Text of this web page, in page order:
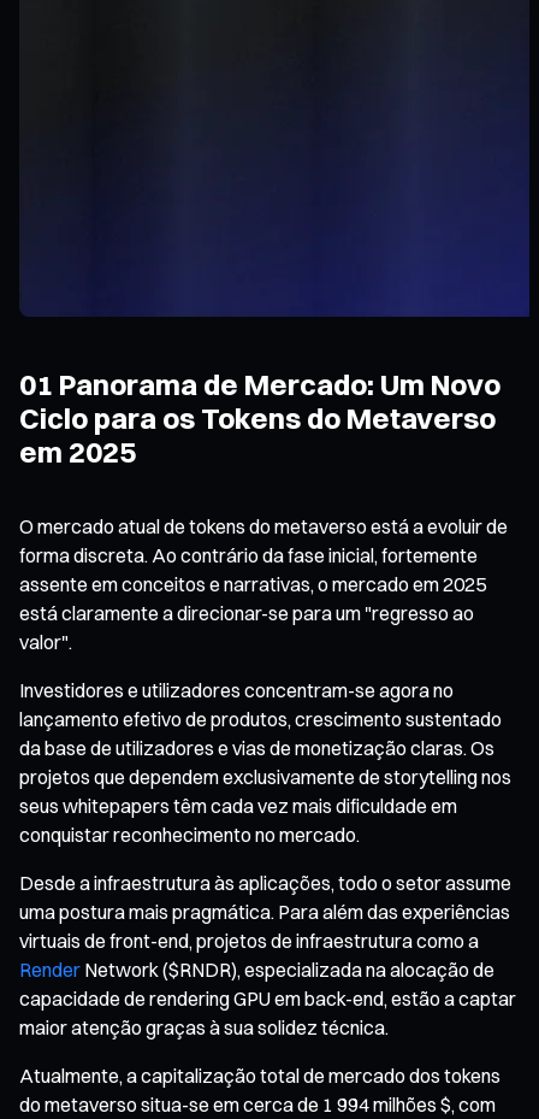
01 Panorama de Mercado: Um Novo
Ciclo para os Tokens do Metaverso
em 2025
O mercado atual de tokens do metaverso está a evoluir de
forma discreta. Ao contrário da fase inicial, fortemente
assente em conceitos e narrativas, o mercado em 2025
está claramente a direcionar-se para um "regresso ao
valor".
Investidores e utilizadores concentram-se agora no
lançamento efetivo de produtos, crescimento sustentado
da base de utilizadores e vias de monetização claras. Os
projetos que dependem exclusivamente de storytelling nos
seus whitepapers têm cada vez mais dificuldade em
conquistar reconhecimento no mercado.
Desde a infraestrutura às aplicações, todo o setor assume
uma postura mais pragmática. Para além das experiências
virtuais de front-end, projetos de infraestrutura como a
Render Network ($RNDR), especializada na alocação de
capacidade de rendering GPU em back-end, estão a captar
maior atenção graças à sua solidez técnica.
Atualmente, a capitalização total de mercado dos tokens
do metaverso situa-se em cerca de 1 994 milhões $, com